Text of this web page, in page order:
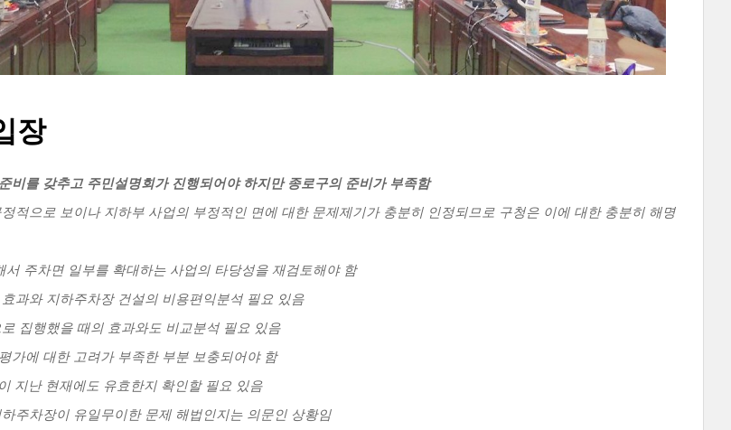
장
비를 갖추고 주민설명회가 진행되어야 하지만 종로구의 준비가 부족함
적으로 보이나 지하부 사업의 부정적인 면에 대한 문제제기가 충분히 인정되므로 구청은 이에 대한 충분히 해명
서 주차면 일부를 확대하는 사업의 타당성을 재검토해야 함
과와 지하주차장 건설의 비용편익분석 필요 있음
집행했을 때의 효과와도 비교분석 필요 있음
가에 대한 고려가 부족한 부분 보충되어야 함
지난 현재에도 유효한지 확인할 필요 있음
주차장이 유일무이한 문제 해법인지는 의문인 상황임